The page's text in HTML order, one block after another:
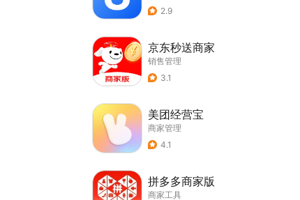
2.9
京东秒送商家
销售管理
3.1
美团经营宝
商家管理
4.1
拼多多商家版
商家工具